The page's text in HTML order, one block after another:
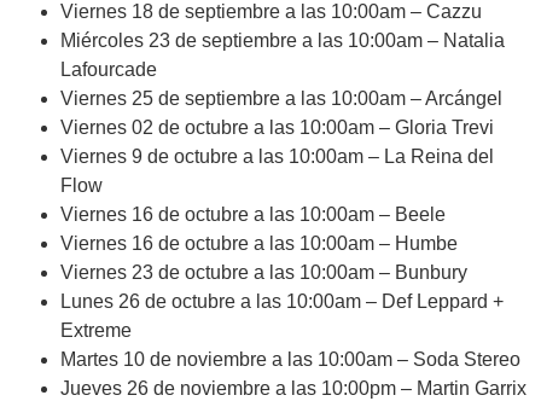
Viernes 18 de septiembre a las 10:00am – Cazzu
Miércoles 23 de septiembre a las 10:00am – Natalia
Lafourcade
Viernes 25 de septiembre a las 10:00am – Arcángel
Viernes 02 de octubre a las 10:00am – Gloria Trevi
Viernes 9 de octubre a las 10:00am – La Reina del
Flow
Viernes 16 de octubre a las 10:00am – Beele
Viernes 16 de octubre a las 10:00am – Humbe
Viernes 23 de octubre a las 10:00am – Bunbury
Lunes 26 de octubre a las 10:00am – Def Leppard +
Extreme
Martes 10 de noviembre a las 10:00am – Soda Stereo
Jueves 26 de noviembre a las 10:00pm – Martin Garrix